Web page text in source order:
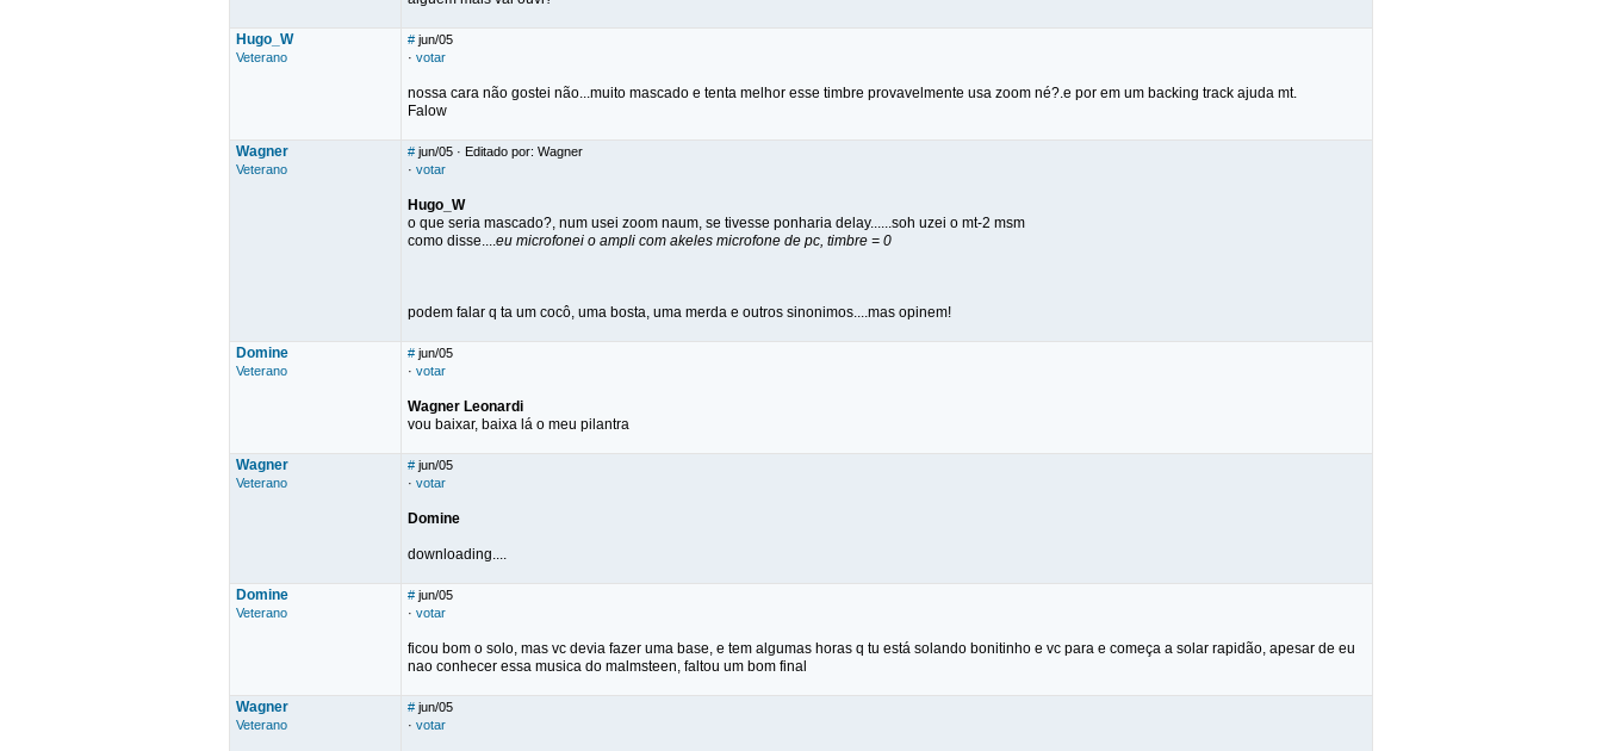
Hugo_W
Veterano
# jun/05
· votar
nossa cara não gostei não...muito mascado e tenta melhor esse timbre provavelmente usa zoom né?.e por em um backing track ajuda mt.
Falow
Wagner
Veterano
# jun/05 · Editado por: Wagner
· votar
Hugo_W
o que seria mascado?, num usei zoom naum, se tivesse ponharia delay......soh uzei o mt-2 msm
como disse....eu microfonei o ampli com akeles microfone de pc, timbre = 0
podem falar q ta um cocô, uma bosta, uma merda e outros sinonimos....mas opinem!
Domine
Veterano
# jun/05
· votar
Wagner Leonardi
vou baixar, baixa lá o meu pilantra
Wagner
Veterano
# jun/05
· votar
Domine
downloading....
Domine
Veterano
# jun/05
· votar
ficou bom o solo, mas vc devia fazer uma base, e tem algumas horas q tu está solando bonitinho e vc para e começa a solar rapidão, apesar de eu
nao conhecer essa musica do malmsteen, faltou um bom final
Wagner
Veterano
# jun/05
· votar